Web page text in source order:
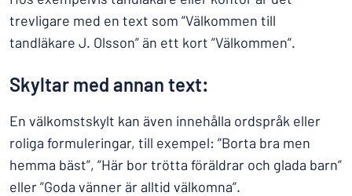
trevligare med en text som ”Välkommen till
tandläkare J. Olsson” än ett kort ”Välkommen”.
Skyltar med annan text:
En välkomstskylt kan även innehålla ordspråk eller
roliga formuleringar, till exempel: ”Borta bra men
hemma bäst”, ”Här bor trötta föräldrar och glada barn”
eller ”Goda vänner är alltid välkomna”.